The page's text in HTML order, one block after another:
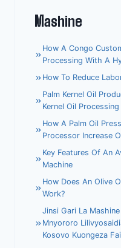
Mashine
How A Congo
Processing With A
How To Reduce
Palm Kernel Oil
Kernel Oil Processing
How A Palm Oil
Processor Increase
Key Features Of An
Machine
How Does An Olive
Work?
Jinsi Gari La
Mnyororo
Kosovo Kuongeza